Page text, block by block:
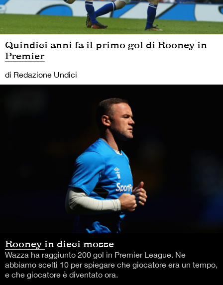
Quindici anni fa il primo gol di Rooney in
Premier
di Redazione Undici
Rooney in dieci mosse
Wazza ha raggiunto 200 gol in Premier League. Ne
abbiamo scelti 10 per spiegare che giocatore era un tempo,
e che giocatore è diventato ora.